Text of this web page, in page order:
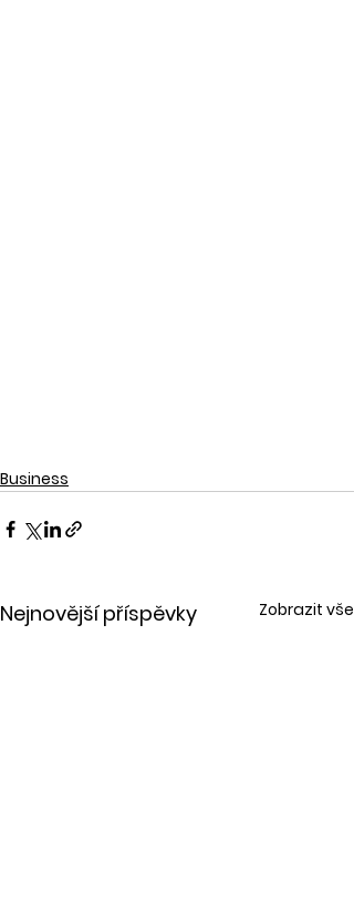
Business
Nejnovější příspěvky Zobrazit vše